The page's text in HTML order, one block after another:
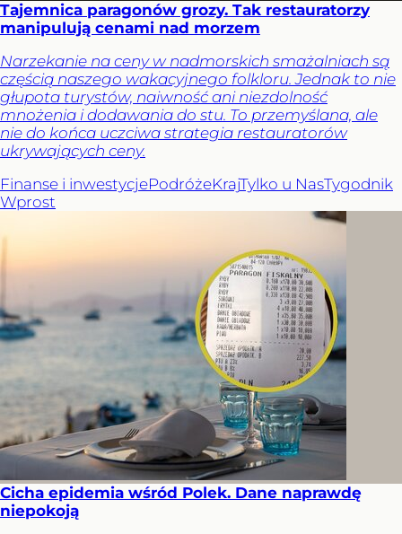
Tajemnica paragonów grozy. Tak restauratorzy
manipulują cenami nad morzem
Narzekanie na ceny w nadmorskich smażalniach są
częścią naszego wakacyjnego folkloru. Jednak to nie
głupota turystów, naiwność ani niezdolność
mnożenia i dodawania do stu. To przemyślana, ale
nie do końca uczciwa strategia restauratorów
ukrywających ceny.
Finanse i inwestycjePodróżeKrajTylko u NasTygodnik
Wprost
Cicha epidemia wśród Polek. Dane naprawdę
niepokoją